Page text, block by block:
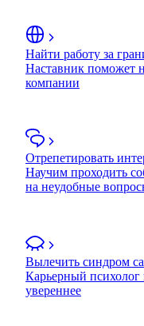
Найти работу за
Наставник поможет
компании
Отрепетировать
Научим проходить
на неудобные
Вылечить синдром
Карьерный психолог
увереннее